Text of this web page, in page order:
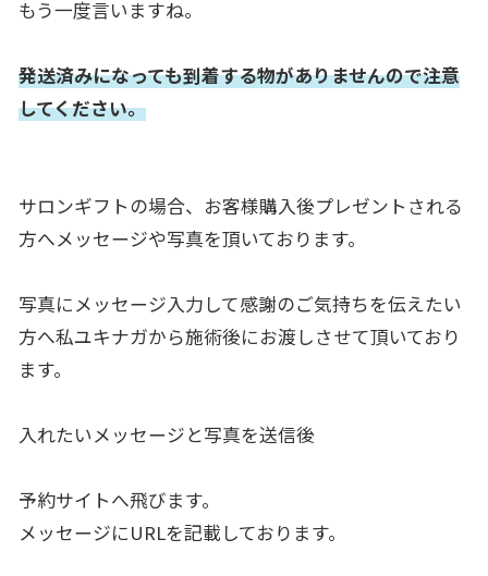
もう一度言いますね。
発送済みになっても到着する物がありませんので注意
してください。
サロンギフトの場合、 お客様購入後プレゼントされる
方へメッセージや写真を頂いており ます。
写真にメッセージ入力して感謝のご気持ちを伝えたい
方へ私ユキナガから施術後にお渡しさせて頂いており
ます。
入れたいメッセージと写真を送信後
予約サイトへ飛びます。
メッセージにURLを記載しております。